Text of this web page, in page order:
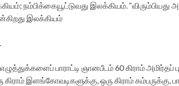
நம்பிக்கையூட்டுவது இலக்கியம்.
இலக்கியம்
பாராட்டி ஞானபீடம் 60 கிராம் அமிர்தப்
கிராம் இளங்கோவடிகளுக்கு, ஒரு கிராம்